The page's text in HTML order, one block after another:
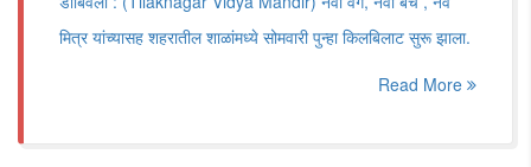
मित्र यांच्यासह शहरातील शाळांमध्ये सोमवारी पुन्हा किलबिलाट सुरू झाला.
Read More